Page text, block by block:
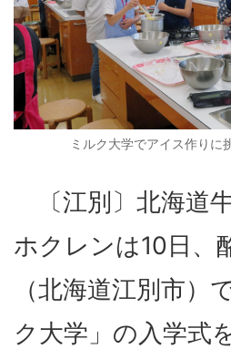
ミルク大学でアイス作りに
〔江別〕北海道
ホクレンは10日、
（北海道江別市）
ク大学」の入学式